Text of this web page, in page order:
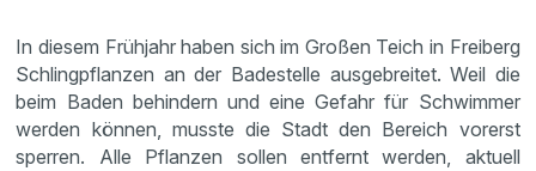
In diesem Frühjahr haben sich im Großen Teich in Freiberg
Schlingpflanzen an der Badestelle ausgebreitet. Weil die
beim Baden behindern und eine Gefahr für Schwimmer
werden können, musste die Stadt den Bereich vorerst
sperren. Alle Pflanzen sollen entfernt werden, aktuell